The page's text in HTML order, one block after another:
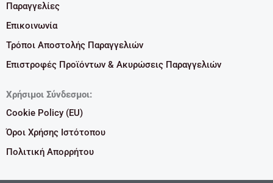
Παραγγελίες
Επικοινωνία
Τρόποι Αποστολής Παραγγελιών
Επιστροφές Προϊόντων & Ακυρώσεις Παραγγελιών
Χρήσιμοι Σύνδεσμοι:
Cookie Policy (EU)
Όροι Χρήσης Ιστότοπου
Πολιτική Απορρήτου